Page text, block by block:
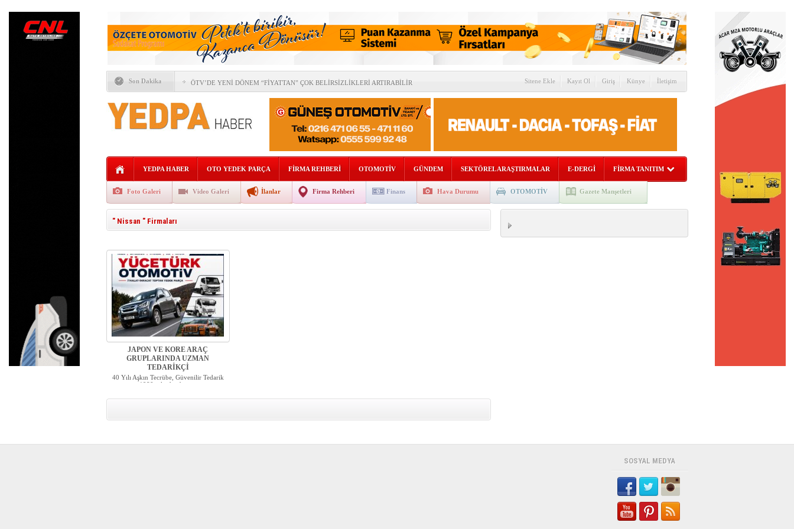
Son Dakika
YEDPA HABER TEMMUZ & AĞUSTOS 2026 SAYISI YAYINDA!
ÖTV’DE YENİ DÖNEM “FİYATTAN” ÇOK BELİRSİZLİKLERİ ARTIRABİLİR
İTO SEÇİMLERİNDE OTOMOTİV SEKTÖRÜNDEN BİRLİK MESAJI
YAPAY ZEKÂ OTOMOTİVDE “RAFLARA KADAR” İNDİ!
FORD VE GEELY AUTO’DAN AVRUPA’DA STRATEJİK ORTAKLIK!
ALLİANZ TRADE: KÜRESEL BÜYÜME %2,5’E GERİLEYEBİLİR
AVRUPA’NIN REKABETÇİLİĞİNDE TÜRKİYE’NİN KRİTİK ROLÜ
Sitene Ekle Kayıt Ol Giriş Künye İletişim
YEDPA HABER OTO YEDEK PARÇA FİRMA REHBERİ OTOMOTİV GÜNDEM SEKTÖREL ARAŞTIRMALAR E-DERGİ FİRMA TANITIM
Foto Galeri Video Galeri İlanlar Firma Rehberi Finans Hava Durumu OTOMOTİV Gazete Manşetleri
" Nissan " Firmaları
JAPON VE KORE ARAÇ
GRUPLARINDA UZMAN
TEDARİKÇİ
40 Yılı Aşkın Tecrübe, Güvenilir Tedarik
1980 yılından bu y...
SOSYAL MEDYA